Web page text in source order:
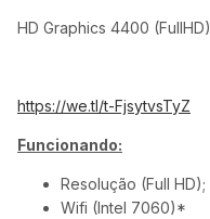
HD Graphics 4400 (FullHD)
https://we.tl/t-FjsytvsTyZ
Funcionando:
Resolução (Full HD);
Wifi (Intel 7060)*